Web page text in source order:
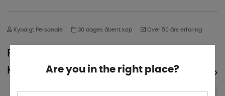
Kybdigt Personale 30 dages åbent køp Over 50 års erfaring
POPULÆR I SAMME
KATEGORI
SE ALLE PRODUKTER
Are you in the right place?